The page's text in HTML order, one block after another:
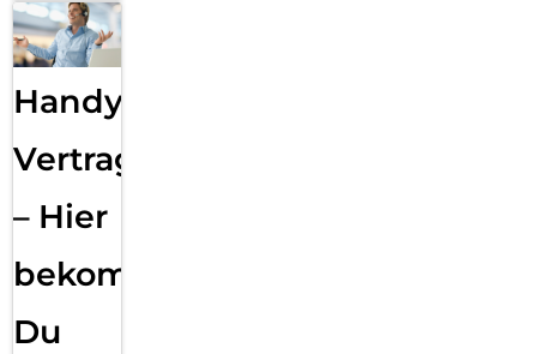
Handy
Vertragsabwicklung
– Hier
bekommst
Du